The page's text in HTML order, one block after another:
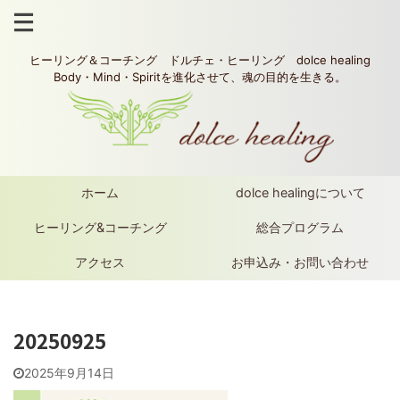
ヒーリング＆コーチング ドルチェ・ヒーリング dolce healing
Body・Mind・Spiritを進化させて、魂の目的を生きる。
ホーム dolce healingについて
ヒーリング&コーチング 総合プログラム
アクセス お申込み・お問い合わせ
20250925
2025年9月14日